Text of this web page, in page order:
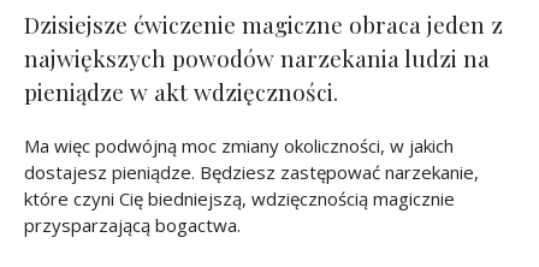
Dzisiejsze ćwiczenie magiczne obraca jeden z
największych powodów narzekania ludzi na
pieniądze w akt wdzięczności.
Ma więc podwójną moc zmiany okoliczności, w jakich
dostajesz pieniądze. Będziesz zastępować narzekanie,
które czyni Cię biedniejszą, wdzięcznością magicznie
przysparzającą bogactwa.